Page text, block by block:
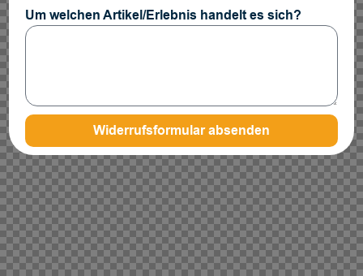
Um welchen Artikel/Erlebnis handelt es sich?
Widerrufsformular absenden